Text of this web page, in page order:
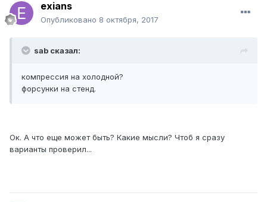
exians
Опубликовано 8 октября, 2017
sab сказал:
компрессия на холодной?
форсунки на стенд.
Ок. А что еще может быть? Какие мысли? Чтоб я сразу
варианты проверил...